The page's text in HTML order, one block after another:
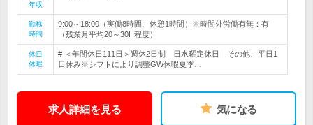
年収
勤務
時間
9:00～18:00（実働8時間、休憩1時間）※時間外労働有無：有
（残業月平均20～30H程度）
休日
休暇
# ＜年間休日111日＞週休2日制 日水曜定休日 その他、平日1
日休み※シフトにより調整GW休暇夏季…
求人詳細を見る 気になる